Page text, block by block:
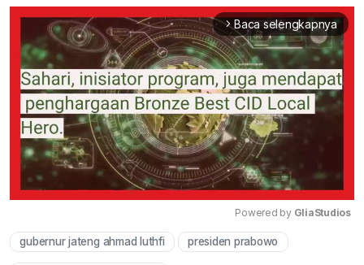
arrow_forward_ios Baca selengkapnya
Powered by GliaStudios
gubernur jateng ahmad luthfi presiden prabowo